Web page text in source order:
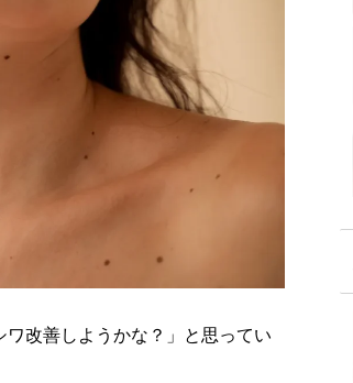
ワ改善しようかな？」と思ってい